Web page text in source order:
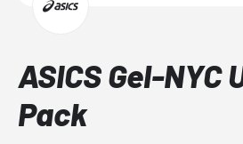
ASICS Gel-NYC
Pack